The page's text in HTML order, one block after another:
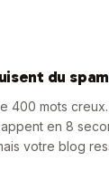
du spam
400 mots
en 8
votre blog